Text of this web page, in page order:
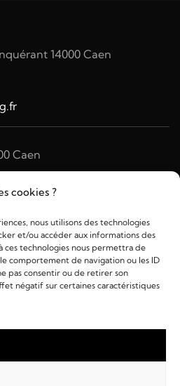
cookies ?
nous utilisons des technologies
et/ou accéder aux informations des
ces technologies nous permettra de
comportement de navigation ou les ID
pas consentir ou de retirer son
négatif sur certaines caractéristiques
14000 Caen
Caen
par